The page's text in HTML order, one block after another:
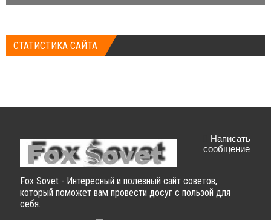
СТАТИСТИКА САЙТА
Fox Sovet - Интересный и полезный сайт советов,
который поможет вам провести досуг с пользой для
себя.
Написать
сообщение